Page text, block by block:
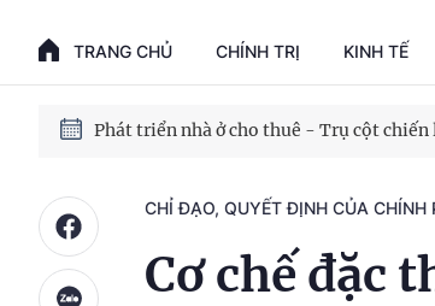
TRANG CHỦ CHÍNH TRỊ KINH TẾ
Phát triển nhà ở cho thuê - Trụ cột chiến
Phát triển kinh tế nhà nước trong kỷ
CHỈ ĐẠO, QUYẾT ĐỊNH CỦA CHÍNH
Cơ chế đặc